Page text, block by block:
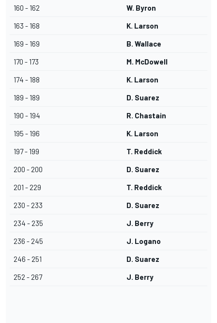
160 - 162 W. Byron
163 - 168 K. Larson
169 - 169 B. Wallace
170 - 173 M. McDowell
174 - 188 K. Larson
189 - 189 D. Suarez
190 - 194 R. Chastain
195 - 196 K. Larson
197 - 199 T. Reddick
200 - 200 D. Suarez
201 - 229 T. Reddick
230 - 233 D. Suarez
234 - 235 J. Berry
236 - 245 J. Logano
246 - 251 D. Suarez
252 - 267 J. Berry